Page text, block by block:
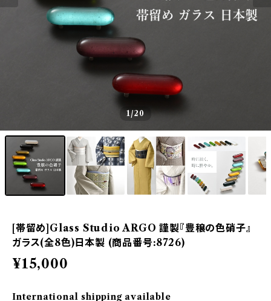
1/20
[帯留め]Glass Studio ARGO 謹製『豊穣の色硝子』
ガラス(全8色)日本製 (商品番号:8726)
¥15,000
International shipping available